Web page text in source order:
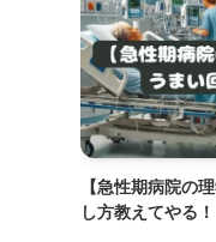
【急性期病院の
し方教えてやる！